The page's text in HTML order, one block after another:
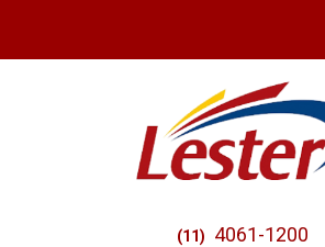
(11) 4061-1200